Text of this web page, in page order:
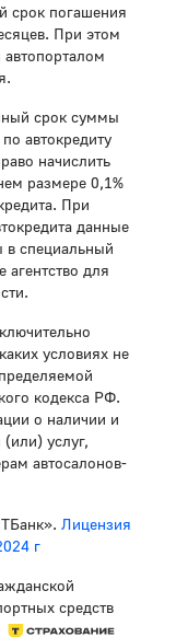
срок погашения
При этом
срок суммы
автокредиту
начислить
размере 0,1%
При
данные
в специальный
агентство для
условиях не
кодекса РФ.
о наличии и
услуг,
автосалонов-
Лицензия
г
средств